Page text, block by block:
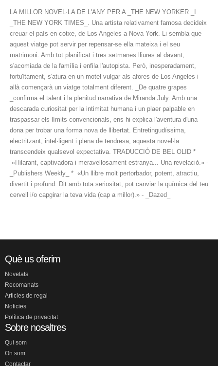
LA MILLOR NOVEL·LA DE L'ANY PER A _THE NEW YORKER _I
_THE NEW YORK TIMES_. Una artista relativament famosa decideix
creuar el país en cotxe, de Los Angeles a Nova York. Li sembla que
aquest viatge pot servir per repensar-se ella mateixa i el seu
matrimoni. Amb tot planificat i tres setmanes lliures al davant,
s'acomiada de la família i enfila l'autopista. Però, inesperadament,
fortuïtament, s'atura en un motel vulgar als afores de Los Angeles i
allà començarà un viatge totalment diferent. _De quatre grapes
_confirma el talent i la plenitud narrativa de Miranda July. Amb una
descarada curiositat per la intimitat humana i un plaer palpable en
traspassar els límits convencionals, ens hi explica l'aventura d'una
dona per trobar una forma nova de llibertat. Entretingudíssima,
electritzant, intel·ligent i plena de tendresa, aquesta novel·la
transcendeix qualsevol expectativa. TRADUCCIÓ DE BEL OLID *
«Hilarant, captivadora i meravellosament estranya... Una revelació.» -
_Publishers Weekly_ * «Un llibre molt pertorbador, potent, atractiu,
divertit i profund. Dit amb tota seriositat, pot canviar la química del teu
cervell i/o capgirar la teva vida (cap a millor).» - _Dazed_
Què us oferim
Novetats
Recomanats
Articles de regal
Noticies
Política de privacitat
Sobre nosaltres
Qui som
On som
Contactar